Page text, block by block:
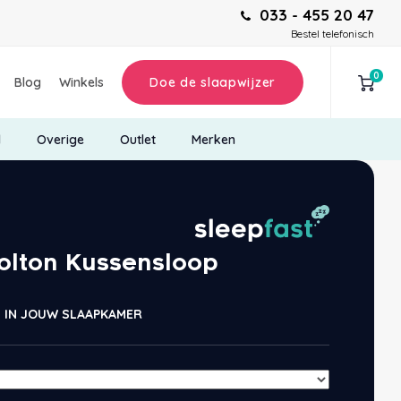
033 - 455 20 47
Bestel telefonisch
Blog Winkels Doe de slaapwijzer 0
Overige Outlet Merken
Kussensloop
IN JOUW SLAAPKAMER